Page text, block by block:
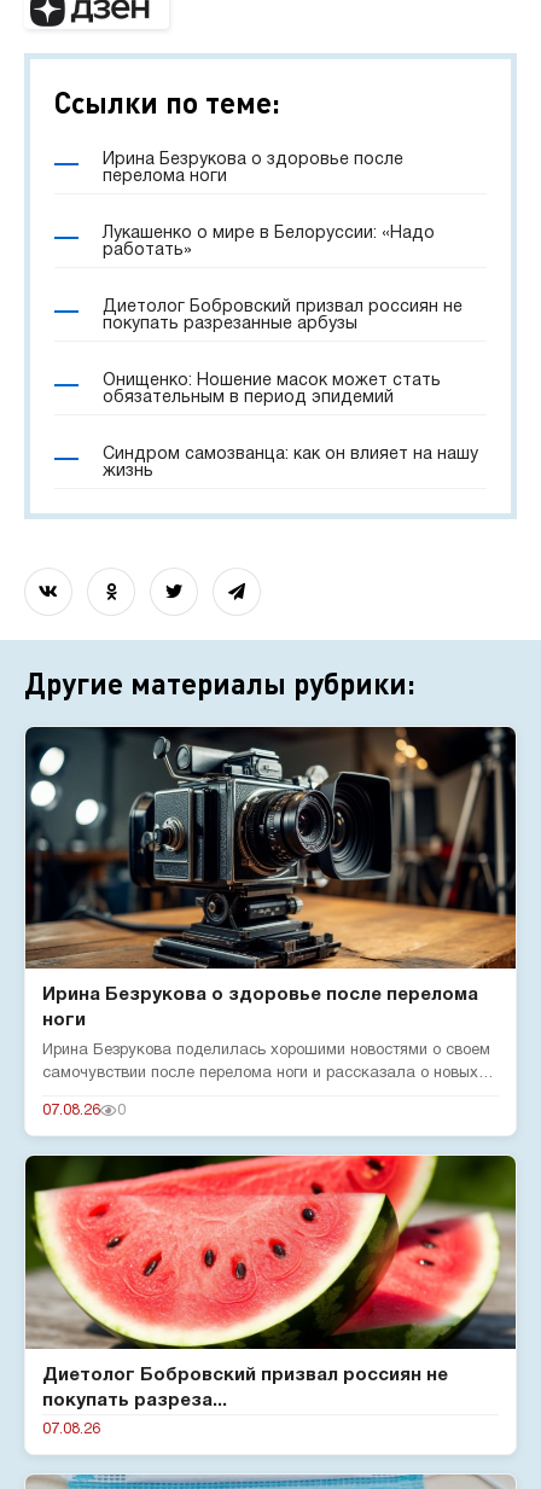
Ссылки по теме:
Ирина Безрукова о здоровье после
перелома ноги
Лукашенко о мире в Белоруссии: «Надо
работать»
Диетолог Бобровский призвал россиян не
покупать разрезанные арбузы
Онищенко: Ношение масок может стать
обязательным в период эпидемий
Синдром самозванца: как он влияет на нашу
жизнь
Другие материалы рубрики:
Ирина Безрукова о здоровье после перелома
ноги
Ирина Безрукова поделилась хорошими новостями о своем
самочувствии после перелома ноги и рассказала о новых
07.08.26 0
Диетолог Бобровский призвал россиян не
покупать разреза...
07.08.26